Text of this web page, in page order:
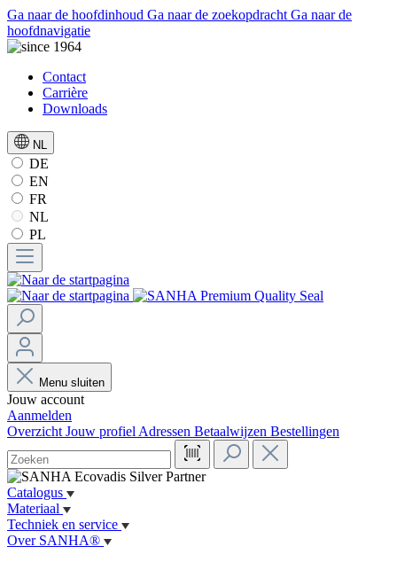
Ga naar de hoofdinhoud Ga naar de zoekopdracht Ga naar de
hoofdnavigatie
Contact
Carrière
Downloads
NL
DE
EN
FR
NL
PL
Menu sluiten
Jouw account
Aanmelden
Overzicht Jouw profiel Adressen Betaalwijzen Bestellingen
Catalogus
Materiaal
Techniek en service
Over SANHA®